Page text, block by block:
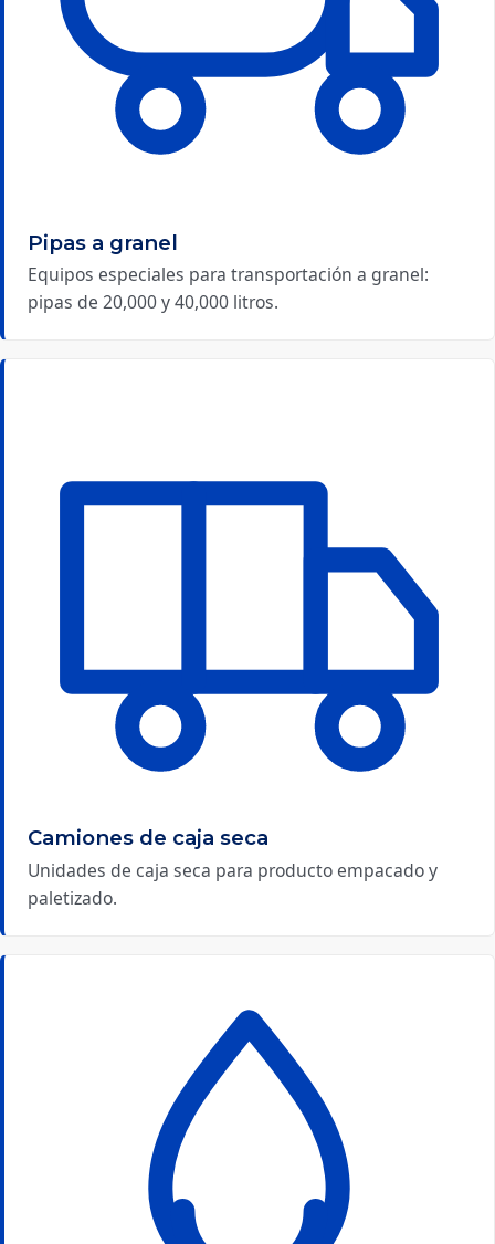
Pipas a granel
Equipos especiales para transportación a granel:
pipas de 20,000 y 40,000 litros.
Camiones de caja seca
Unidades de caja seca para producto empacado y
paletizado.